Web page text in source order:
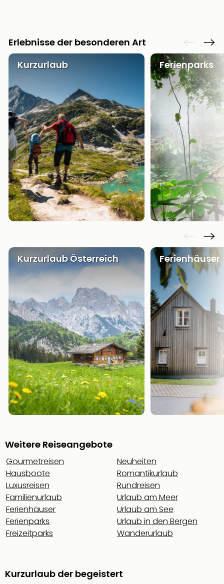
Erlebnisse der besonderen Art
Kurzurlaub
Ferienparks
Kurzurlaub Österreich Ferienhäuser
Weitere Reiseangebote
Gourmetreisen
Hausboote
Luxusreisen
Familienurlaub
Ferienhäuser
Ferienparks
Freizeitparks
Neuheiten
Romantikurlaub
Rundreisen
Urlaub am Meer
Urlaub am See
Urlaub in den Bergen
Wanderurlaub
Kurzurlaub der begeistert